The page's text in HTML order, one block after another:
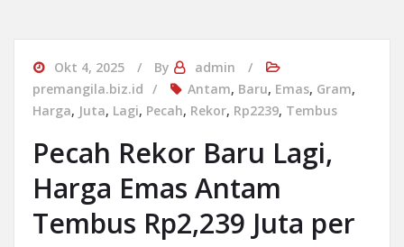
Okt 4, 2025 By
admin
premangila.biz.id
Antam, Baru, Emas, Gram,
Harga, Juta, Lagi, Pecah, Rekor, Rp2239, Tembus
Pecah Rekor Baru Lagi,
Harga Emas Antam
Tembus Rp2,239 Juta per